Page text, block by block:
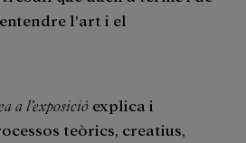
l’art i el
a l’exposició explica i
teòrics, creatius,